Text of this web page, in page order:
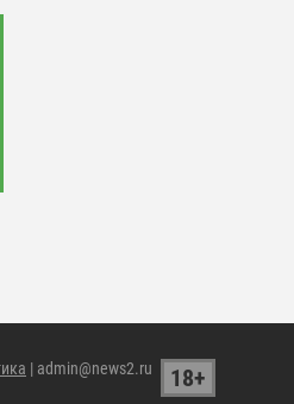
| admin@news2.ru 18+